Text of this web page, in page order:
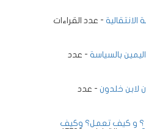
- عدد القراءات
بالسياسة - عدد
لابن خلدون - عدد
؟ و كيف تعمل؟ وكيف